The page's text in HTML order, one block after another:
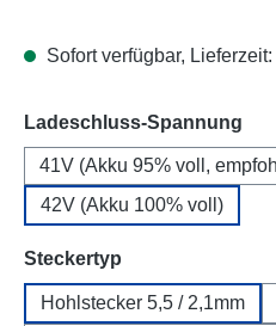
Sofort verfügbar,
Ladeschluss-Spannung
41V (Akku 95% voll,
42V (Akku 100% voll)
Steckertyp
Hohlstecker 5,5 / 2,1mm